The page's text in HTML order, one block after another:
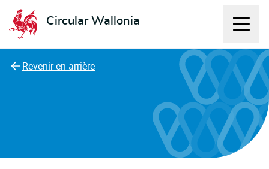
Circular Wallonia
L'économie circulaire
Revenir en arrière